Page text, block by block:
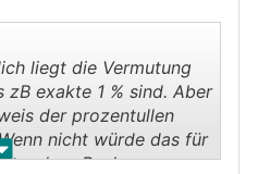
.
liegt die Vermutung
zB exakte 1 % sind. Aber
der prozentullen
nicht würde das für
dass Banken